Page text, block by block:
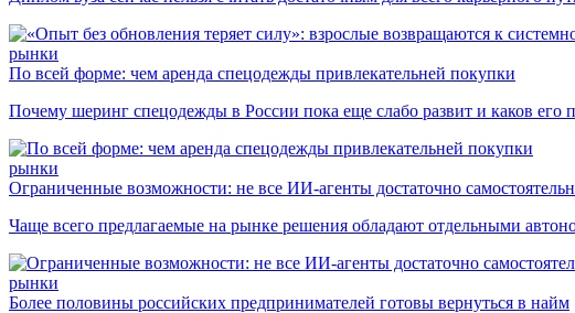
рынки
По всей форме: чем аренда спецодежды привлекательней покупки
Почему шеринг спецодежды в России пока еще слабо развит и каков его
рынки
Ограниченные возможности: не все ИИ-агенты достаточно
Чаще всего предлагаемые на рынке решения обладают отдельными
рынки
Более половины российских предпринимателей готовы вернуться в найм